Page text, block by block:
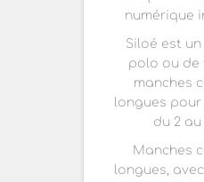
numérique
Siloé est
polo ou de
manches
longues pour
du 2 au
Manches
longues,